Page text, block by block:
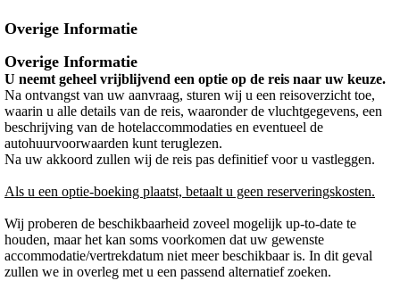
Overige Informatie
Overige Informatie
U neemt geheel vrijblijvend een optie op de reis naar uw keuze.
Na ontvangst van uw aanvraag, sturen wij u een reisoverzicht toe,
waarin u alle details van de reis, waaronder de vluchtgegevens, een
beschrijving van de hotelaccommodaties en eventueel de
autohuurvoorwaarden kunt teruglezen.
Na uw akkoord zullen wij de reis pas definitief voor u vastleggen.
Als u een optie-boeking plaatst, betaalt u geen reserveringskosten.
Wij proberen de beschikbaarheid zoveel mogelijk up-to-date te
houden, maar het kan soms voorkomen dat uw gewenste
accommodatie/vertrekdatum niet meer beschikbaar is. In dit geval
zullen we in overleg met u een passend alternatief zoeken.